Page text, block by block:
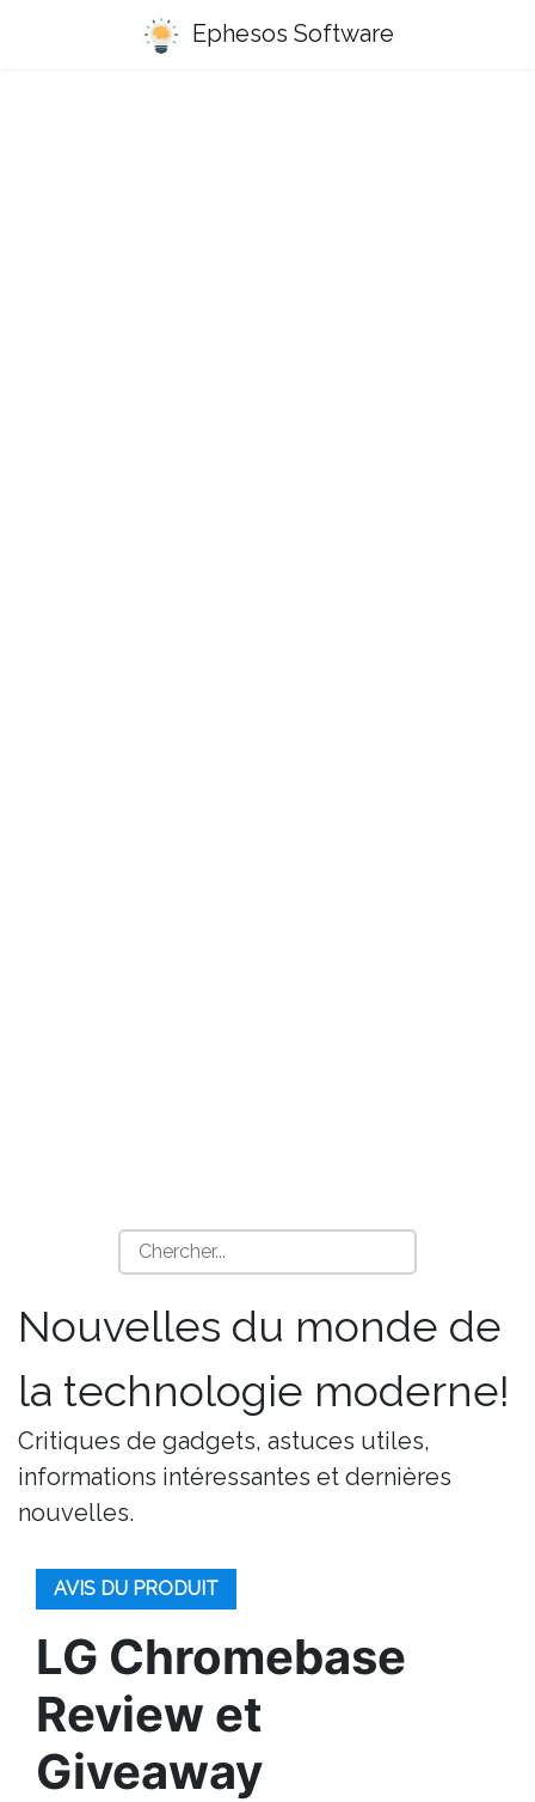
Ephesos Software
Nouvelles du monde de
la technologie moderne!
Critiques de gadgets, astuces utiles,
informations intéressantes et dernières
nouvelles.
AVIS DU PRODUIT
LG Chromebase
Review et
Giveaway